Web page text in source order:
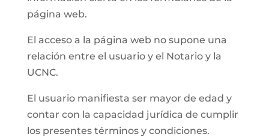
página web.
El acceso a la página web no supone una
relación entre el usuario y el Notario y la
UCNC.
El usuario manifiesta ser mayor de edad y
contar con la capacidad jurídica de cumplir
los presentes términos y condiciones.